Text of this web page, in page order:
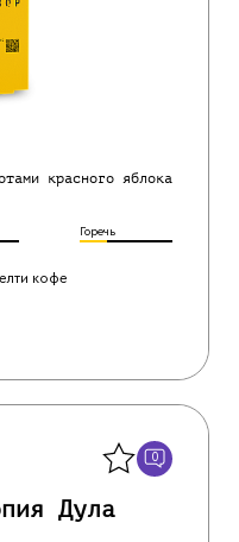
красного яблока
Горечь
кофе
0
Дула